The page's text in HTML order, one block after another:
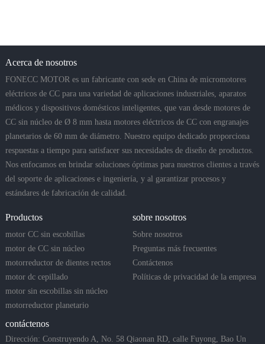
Acerca de nosotros
FONECC MOTOR es un fabricante con sede en China de micromotores
eléctricos de CC para una variedad de aplicaciones industriales, aparatos
médicos y dispositivos domésticos inteligentes, que van desde motores de
CC sin núcleo de Ø 8 mm hasta motores eléctricos de CC con engranajes
planetarios de 60 mm de diámetro. Nuestro equipo dedicado proporciona
respuestas a tiempo para satisfacer sus necesidades de diseño de productos.
Nos enfocamos en brindar soluciones óptimas para nuestros clientes a través
del soporte de aplicaciones e ingeniería, y al garantizar procesos y
estándares de fabricación de calidad.
Productos
motor CC sin escobillas
motor de CC sin núcleo
motorreductor de dientes rectos
motor dc cepillado
motor sin escobillas sin núcleo
motorreductor planetario
sobre nosotros
Sobre nosotros
Preguntas más frecuentes
Contáctenos
Políticas de privacidad de la empresa
contáctenos
Dirección: Construyendo A, No. 58 Qiaonan RD, calle Fuyong, Bao Un